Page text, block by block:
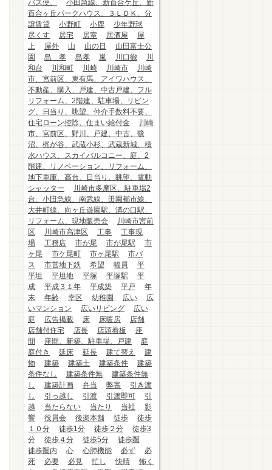
バス便、
小田急線、新百合ケ丘、新
百合ヶ丘パークハウス、３ＬＤＫ、分
譲賃貸
小野町 小鹿
少年野球
尽くす
居宅 居室 居酒屋
屋
上
屋外 山 山の日
山田富士公
園
島 孝 島孝 嵐 川口徹
川
和台
川和町 川崎 川崎市
川崎
市、宮前区、東有馬、アイワハウス、
不動産、購入、戸建、中古戸建、フル
リフォーム、2階建、駐車場、リビン
グ、日当り、眺望、仲介手数料不要、
住宅ローン控除、住まい給付金
川崎
市、宮前区、野川、戸建、中古、鷺
沼、梶が谷、武蔵小杉、武蔵新城、積
水ハウス、スカイバルコニー、庭、2
階建、リノベーション、リフォーム、
地下車庫、高台、日当り、眺望、電動
シャッター
川崎市多摩区、駐車場2
台、小田急線、南武線、田園都市線、
大井町線、向ヶ丘遊園駅、溝の口駅、
リフォーム、現地販売会
川崎市宮前
区
川崎市高津区 工事
工事現
場
工務店 市が尾 市が尾駅
市
ヶ尾
市ケ尾町 市ヶ尾駅
市バ
ス
市営地下鉄 希望 幅員
平
平坦
平坦地 平塚 平塚駅
平
成
平成３１年 平成築 平戸
年
末
年齢 幸区 幼稚園 広い
広
いマンション
広いリビング
広い
庭
広告掲載 床 床暖房
店舗
店舗付住宅
店長 店頭看板
座
間
座間、新築、駐車場、戸建
庭
庭付き
延床 延長 建て替え
建
物
建築 建築士 建築条件
建築
条件なし
建築条件無
建築条件無
し
建築計画 弁当 弊害
引き渡
し
引っ越し 引渡 引渡即可
引
越
当たらない 当たり 当社
影
響
役員会 後楽本舗 徒歩
徒歩
１０分
徒歩1分 徒歩２分
徒歩3
分
徒歩４分 徒歩5分
徒歩圏
徒歩圏内
心 心肺機能 必ず
必
死
必要 必見 忙し 快晴
怖く